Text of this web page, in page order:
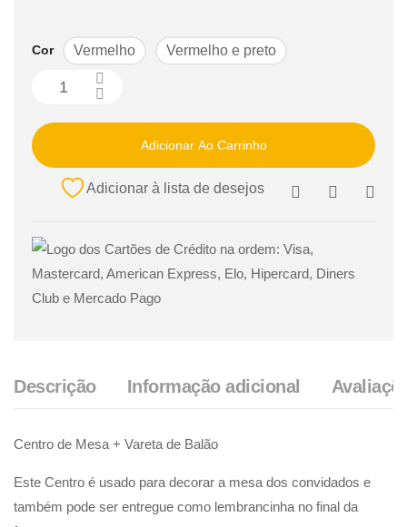
Cor Vermelho Vermelho e preto
Adicionar Ao Carrinho
Adicionar à lista de desejos
Descrição Informação adicional
Centro de Mesa + Vareta de Balão
Este Centro é usado para decorar a mesa dos convidados e
também pode ser entregue como lembrancinha no final da